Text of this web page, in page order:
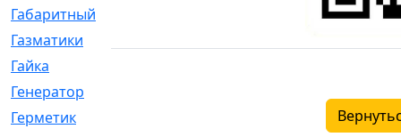
Габаритный
Газматики
Гайка
Генератор
Герметик